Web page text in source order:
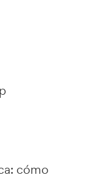
cómo